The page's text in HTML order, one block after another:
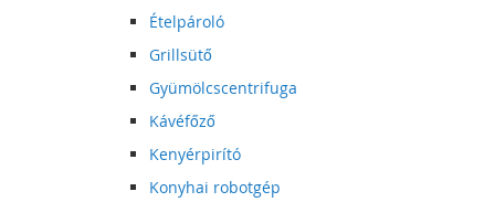
Ételpároló
Grillsütő
Gyümölcscentrifuga
Kávéfőző
Kenyérpirító
Konyhai robotgép